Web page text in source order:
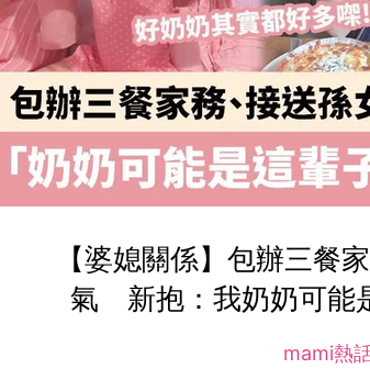
【婆媳關係】包辦三餐
氣 新抱：我奶奶可能
mami熱